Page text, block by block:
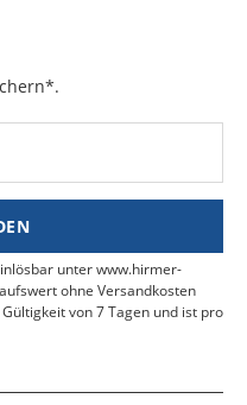
unter www.hirmer-
ohne Versandkosten
von 7 Tagen und ist pro